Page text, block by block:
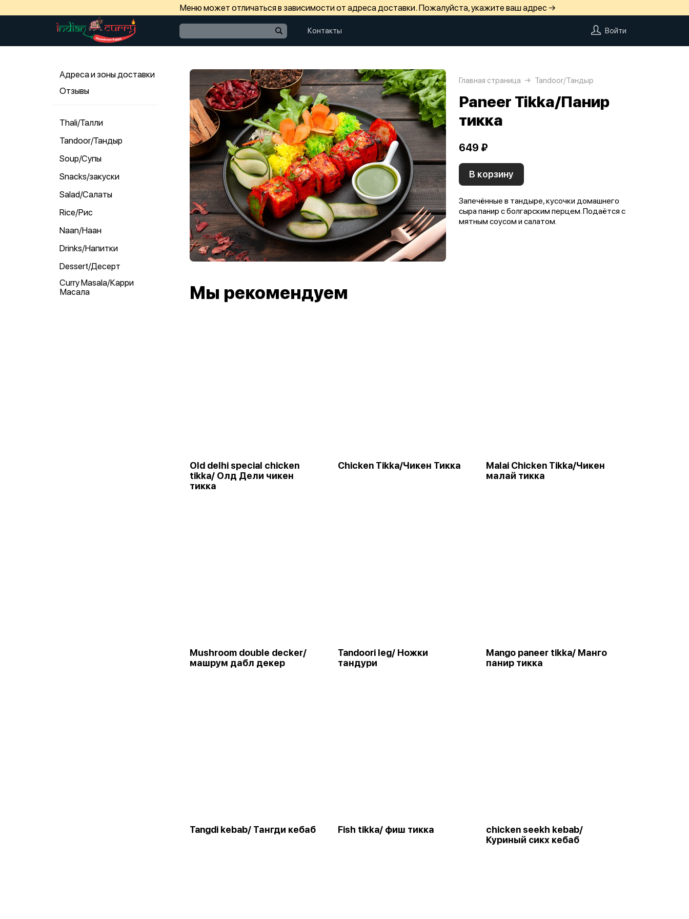
Меню может отличаться в зависимости от адреса доставки. Пожалуйста, укажите ваш адрес →
Контакты Войти
Адреса и зоны доставки
Отзывы
Thali/Талли
Tandoor/Тандыр
Soup/Супы
Snacks/закуски
Salad/Салаты
Rice/Рис
Naan/Наан
Drinks/Напитки
Dessert/Десерт
Curry Masala/Карри
Масала
Главная страница Tandoor/Тандыр
Paneer Tikka/Панир
тикка
649 ₽
В корзину
Запечённые в тандыре, кусочки домашнего
сыра панир с болгарским перцем. Подаётся с
мятным соусом и салатом.
Мы рекомендуем
Old delhi special chicken
tikka/ Олд Дели чикен
тикка
Chicken Tikka/Чикен Тикка
Malai Chicken Tikka/Чикен
малай тикка
Mushroom double decker/
машрум дабл декер
Tandoori leg/ Ножки
тандури
Mango paneer tikka/ Манго
панир тикка
Tangdi kebab/ Тангди кебаб Fish tikka/ фиш тикка
chicken seekh kebab/
Куриный сикх кебаб